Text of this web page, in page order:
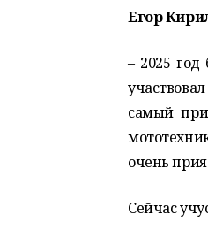
Егор
– 2025
самый
очень
Сейчас